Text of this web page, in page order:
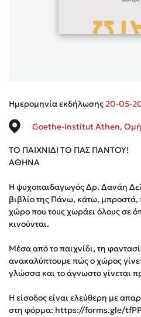
Το λιμάνι μου
Ιωάννης
Ένας
Ημερομηνία εκδήλωσης20-05-
Goethe-Institut Athen,
ΤΟ ΠΑΙΧΝΙΔΙ ΤΟ ΠΑΣ ΠΑΝΤΟΥ!
ΑΘΗΝΑ
Η ψυχοπαιδαγωγός Δρ. Δανάη
βιβλίο της Πάνω, κάτω,
χώρο που τους χωράει όλους σε
κινούνται.
Μέσα από το παιχνίδι, τη
ανακαλύπτουμε πώς ο χώρος
γλώσσα και το άγνωστο γίνεται
Η είσοδος είναι ελεύθερη με
στη φόρμα: https://forms.gle/